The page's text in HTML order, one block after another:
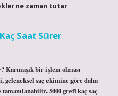
ne zaman tutar
Saat Sürer
Karmaşık bir işlem olması
geleneksel saç ekimine göre daha
5000 greft kaç saç